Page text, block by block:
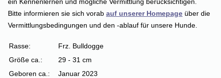
Bitte informieren sie sich vorab auf unserer Homepage über die
Vermittlungsbedingungen und den -ablauf für unsere Hunde.
Rasse:
Frz. Bulldogge
Größe ca.:
29 - 31 cm
Geboren ca.:
Januar 2023